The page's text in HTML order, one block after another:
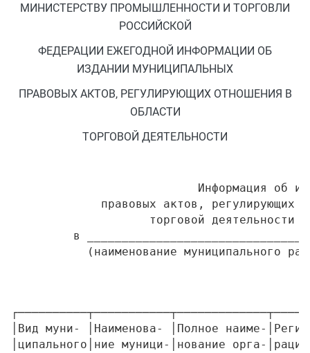
МИНИСТЕРСТВУ ПРОМЫШЛЕННОСТИ И ТОРГОВЛИ
РОССИЙСКОЙ
ФЕДЕРАЦИИ ЕЖЕГОДНОЙ ИНФОРМАЦИИ ОБ
ИЗДАНИИ МУНИЦИПАЛЬНЫХ
ПРАВОВЫХ АКТОВ, РЕГУЛИРУЮЩИХ ОТНОШЕНИЯ В
ОБЛАСТИ
ТОРГОВОЙ ДЕЯТЕЛЬНОСТИ
Информация об
правовых актов, регулирующих
торговой деятельности
в
│Вид муни- │Наименова- │Полное наиме-
│ципального│ние муници-│нование орга-